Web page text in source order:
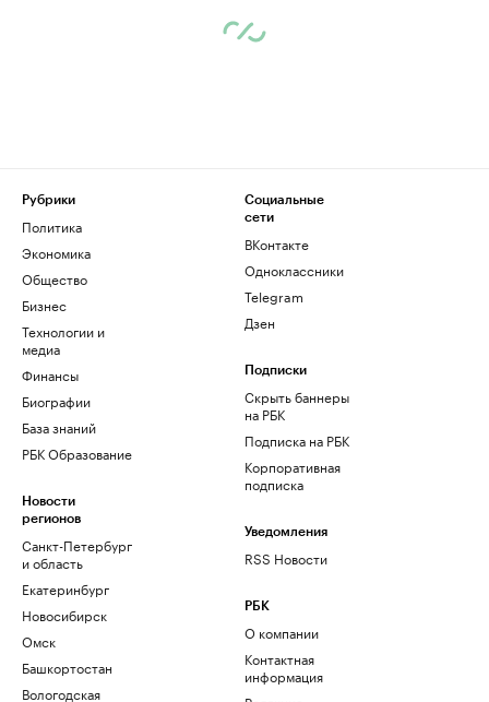
Рубрики
Политика
Экономика
Общество
Бизнес
Технологии и
медиа
Финансы
Биографии
База знаний
РБК Образование
Новости
регионов
Санкт-Петербург
и область
Екатеринбург
Новосибирск
Омск
Башкортостан
Вологодская
Социальные
сети
ВКонтакте
Одноклассники
Telegram
Дзен
Подписки
Скрыть баннеры
на РБК
Подписка на РБК
Корпоративная
подписка
Уведомления
RSS Новости
РБК
О компании
Контактная
информация